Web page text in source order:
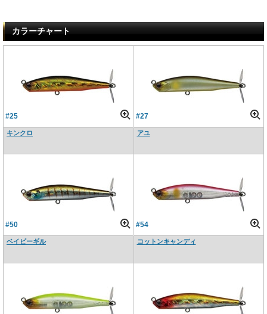
カラーチャート
#25
キンクロ
#27
アユ
#50
ベイビーギル
#54
コットンキャンディ